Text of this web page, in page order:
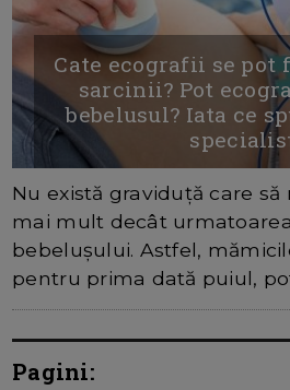
Cate ecografii se pot
sarcinii? Pot
bebelusul? Iata ce
Nu există graviduță care să
mai mult decât
bebelușului. Astfel,
pentru prima dată puiul,
Pagini: